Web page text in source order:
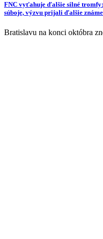
FNC vyťahuje ďalšie silné
súboje, výzvu prijali ďalšie
Bratislavu na konci októbra